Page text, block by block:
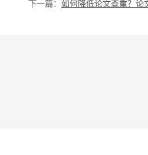
下一篇：